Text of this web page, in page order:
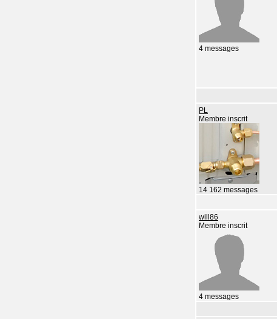
4 messages
PL
Membre inscrit
14 162 messages
will86
Membre inscrit
4 messages